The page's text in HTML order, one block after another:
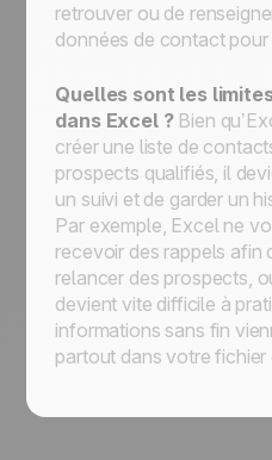
retrouver ou de
données de contact
Quelles sont les
dans Excel ?Bien
créer une liste de
prospects qualifiés, il
un suivi et de garder un
Par exemple, Excel ne
recevoir des rappels afin
relancer des prospects,
devient vite difficile à
informations sans fin
partout dans votre